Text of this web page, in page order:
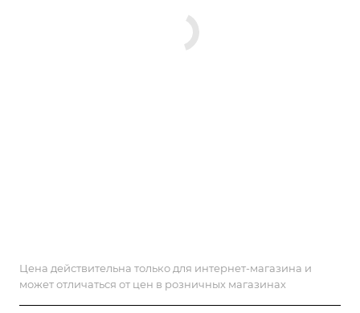
Цена действительна только для интернет-магазина и
может отличаться от цен в розничных магазинах